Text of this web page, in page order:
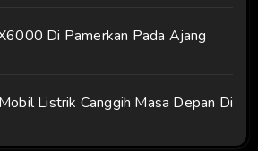
Di Pamerkan Pada Ajang
Listrik Canggih Masa Depan Di